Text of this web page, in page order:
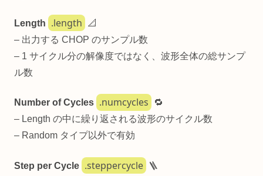
Length .length
📐
– 出力する CHOP のサンプル数
– 1 サイクル分の解像度ではなく、波形全体の総サンプ
ル数
Number of Cycles .numcycles
🔁
– Length の中に繰り返される波形のサイクル数
– Random タイプ以外で有効
Step per Cycle .steppercycle
🪜